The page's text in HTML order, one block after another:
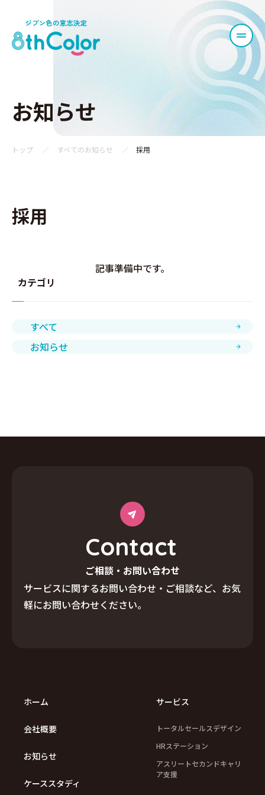
お知らせ
トップ すべてのお知らせ 採用
採用
記事準備中です。
カテゴリ
すべて
お知らせ
Contact
ご相談・お問い合わせ
サービスに関するお問い合わせ・ご相談など、 お気
軽にお問い合わせください。
ホーム
会社概要
お知らせ
サービス
トータルセールスデザイン
HRステーション
アスリートセカンドキャリ
ア支援
ケーススタディ